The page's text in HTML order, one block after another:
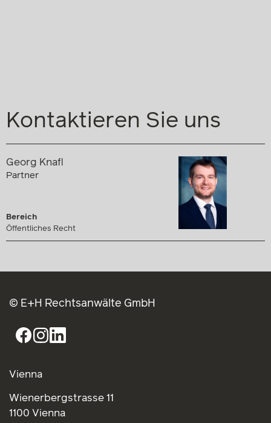
Kontaktieren Sie uns
Georg Knafl
Partner
Bereich
Öffentliches Recht
© E+H Rechtsanwälte GmbH
Vienna
Wienerbergstrasse 11
1100 Vienna